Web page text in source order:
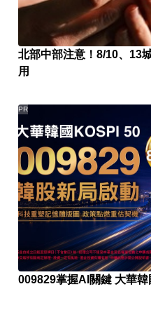
北部中部注意！8/10、13
用
009829掌握AI關鍵 大華
PR